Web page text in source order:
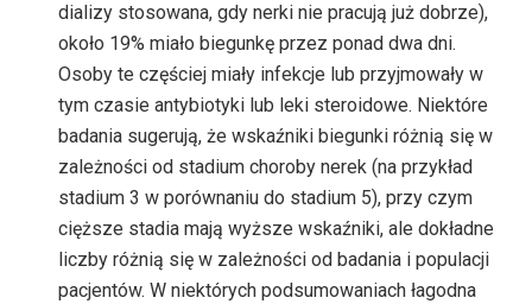
dializy stosowana, gdy nerki nie pracują już dobrze),
około 19% miało biegunkę przez ponad dwa dni.
Osoby te częściej miały infekcje lub przyjmowały w
tym czasie antybiotyki lub leki steroidowe. Niektóre
badania sugerują, że wskaźniki biegunki różnią się w
zależności od stadium choroby nerek (na przykład
stadium 3 w porównaniu do stadium 5), przy czym
cięższe stadia mają wyższe wskaźniki, ale dokładne
liczby różnią się w zależności od badania i populacji
pacjentów. W niektórych podsumowaniach łagodna